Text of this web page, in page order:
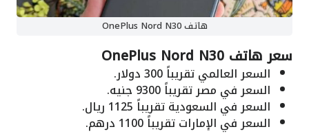
هاتف OnePlus Nord N30
سعر هاتف OnePlus Nord N30
السعر العالمي تقريباً 300 دولار.
السعر في مصر تقريباً 9300 جنيه.
السعر في السعودية تقريباً 1125 ريال.
السعر في الإمارات تقريباً 1100 درهم.